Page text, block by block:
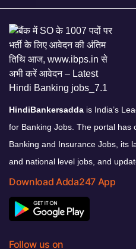
HindiBankersadda is India’s
for Banking Jobs. The portal has
Banking and Insurance Jobs, its
and national level jobs, and
Download Adda247 App
Follow us on